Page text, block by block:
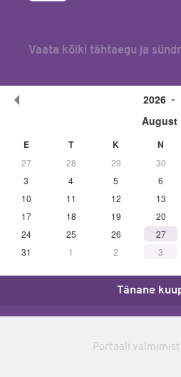
Vaata kõiki tähtaegu ja
2026
August
E T K N
27 28 29 30
3
4 5 6
10
11 12 13
17
18 19 20
24
25 26 27
31
1 2 3
Tänane
Portaali